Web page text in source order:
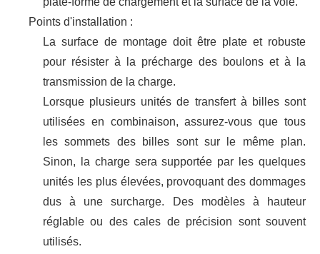
Points d'installation :
La surface de montage doit être plate et robuste
pour résister à la précharge des boulons et à la
transmission de la charge.
Lorsque plusieurs unités de transfert à billes sont
utilisées en combinaison, assurez-vous que tous
les sommets des billes sont sur le même plan.
Sinon, la charge sera supportée par les quelques
unités les plus élevées, provoquant des dommages
dus à une surcharge. Des modèles à hauteur
réglable ou des cales de précision sont souvent
utilisés.